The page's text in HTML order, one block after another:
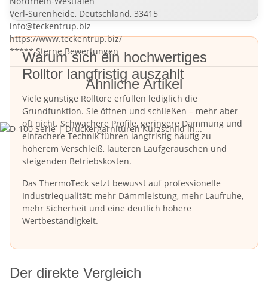
Warum sich ein hochwertiges
Rolltor langfristig auszahlt
Viele günstige Rolltore erfüllen lediglich die
Grundfunktion. Sie öffnen und schließen – mehr aber
oft nicht. Schwächere Profile, geringere Dämmung und
einfachere Technik führen langfristig häufig zu
höherem Verschleiß, lauteren Laufgeräuschen und
steigenden Betriebskosten.
Das ThermoTeck setzt bewusst auf professionelle
Industriequalität: mehr Dämmleistung, mehr Laufruhe,
mehr Sicherheit und eine deutlich höhere
Wertbeständigkeit.
Der direkte Vergleich
Verl-Sürenheide, Deutschland, 33415
info@teckentrup.biz
https://www.teckentrup.biz/
***** Sterne Bewertungen
Ähnliche Artikel